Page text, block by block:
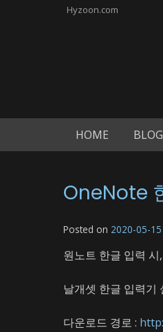
Hyzoon.com
HOME BLOG
OneNote
Posted on 2020-05-15
원노트 한글 입력
날개셋 한글 입력기
다운로드 경로 :